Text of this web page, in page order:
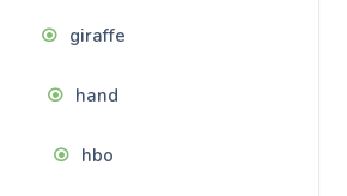
giraffe
hand
hbo